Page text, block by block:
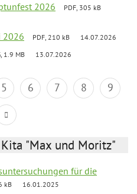
2026
PDF, 305 kB
2026 PDF, 210 kB 14.07.2026
1.9 MB 13.07.2026
5 6 7 8
9
"Max und Moritz"
für die
kB 16.01.2025